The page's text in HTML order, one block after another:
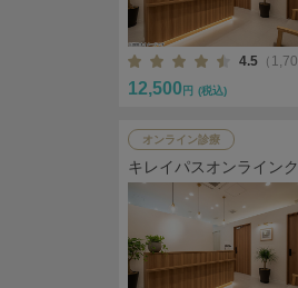
4.5 （
12,500 円 (税込)
オンライン診療
キレイパスオンライン